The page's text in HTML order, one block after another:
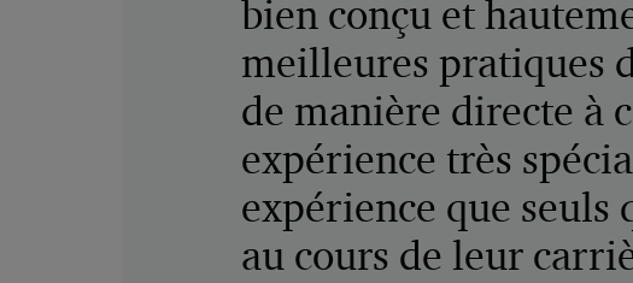
bien conçu et
meilleures pratiques
de manière directe à
expérience très
expérience que seuls
au cours de leur